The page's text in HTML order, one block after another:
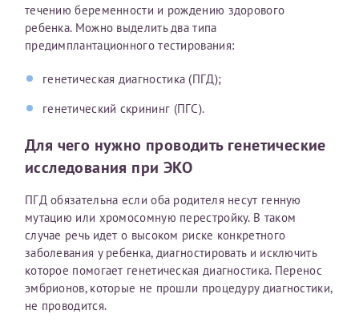
течению беременности и рождению здорового
ребенка. Можно выделить два типа
предимплантационного тестирования:
генетическая диагностика (ПГД);
генетический скрининг (ПГС).
Для чего нужно проводить генетические
исследования при ЭКО
ПГД обязательна если оба родителя несут генную
мутацию или хромосомную перестройку. В таком
случае речь идет о высоком риске конкретного
заболевания у ребенка, диагностировать и исключить
которое помогает генетическая диагностика. Перенос
эмбрионов, которые не прошли процедуру диагностики,
не проводится.
конфиденциальности
Я подтверждаю свое согласие на передачу указанной мной